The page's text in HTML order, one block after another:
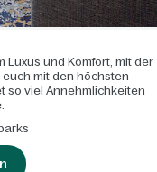
Luxus und Komfort, mit der
mit den höchsten
so viel Annehmlichkeiten